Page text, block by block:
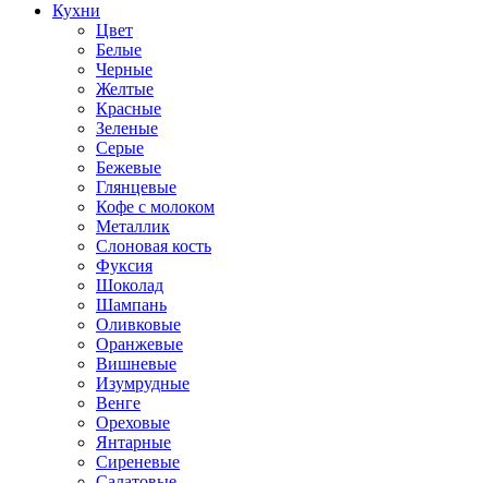
Кухни
Цвет
Белые
Черные
Желтые
Красные
Зеленые
Серые
Бежевые
Глянцевые
Кофе с молоком
Металлик
Слоновая кость
Фуксия
Шоколад
Шампань
Оливковые
Оранжевые
Вишневые
Изумрудные
Венге
Ореховые
Янтарные
Сиреневые